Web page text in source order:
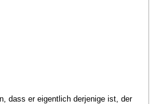
dass er eigentlich derjenige ist, der